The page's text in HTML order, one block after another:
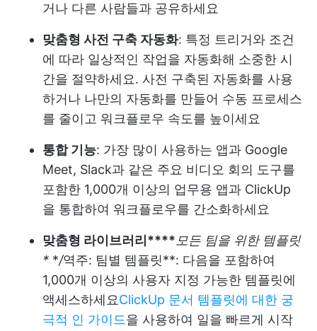
거나 다른 사람들과 공유하세요
맞춤형 사전 구축 자동화: 특정 트리거와 조건
에 따라 일상적인 작업을 자동화해 소중한 시
간을 절약하세요. 사전 구축된 자동화를 사용
하거나 나만의 자동화를 만들어 수동 프로세스
를 줄이고 워크플로우 속도를 높이세요
통합 기능: 가장 많이 사용하는 앱과 Google
Meet, Slack과 같은 주요 비디오 회의 도구를
포함한 1,000개 이상의 업무용 앱과 ClickUp
을 통합하여 워크플로우를 간소화하세요
맞춤형 라이브러리****모든 팀을 위한 템플릿
* */역주: 팀별 템플릿**: 다음을 포함하여
1,000개 이상의 사용자 지정 가능한 템플릿에
액세스하세요ClickUp 문서 템플릿에 대한 궁
극적 인 가이드을 사용하여 일을 빠르게 시작